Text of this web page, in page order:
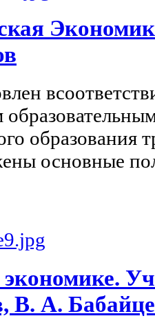
образования
основные
В. А.